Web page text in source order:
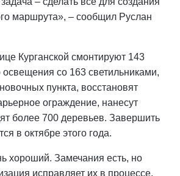
маршрута», – сообщил Руслан
Курганской смонтируют 143
со 163 светильниками,
пункта, восстановят
ограждение, нанесут
более 700 деревьев. Завершить
в октябре этого года.
хороший. Замечания есть, но
исправляет их в процессе.